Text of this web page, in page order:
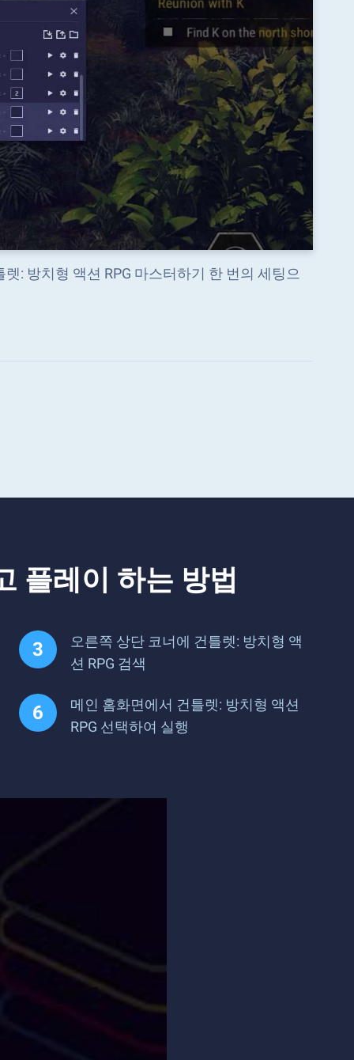
: 방치형 액션 RPG 마스터하기 한 번의 세팅으
플레이 하는 방법
오른쪽 상단 코너에 건틀렛: 방치형 액
션 RPG 검색
메인 홈화면에서 건틀렛: 방치형 액션
RPG 선택하여 실행